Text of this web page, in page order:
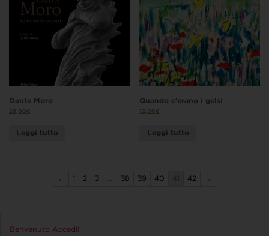
Dante Moro
29,00€
Leggi tutto
Quando c’erano i gelsi
12,00€
Leggi tutto
← 1 2 3 … 38 39 40 42 →
Benvenuto Accedi!